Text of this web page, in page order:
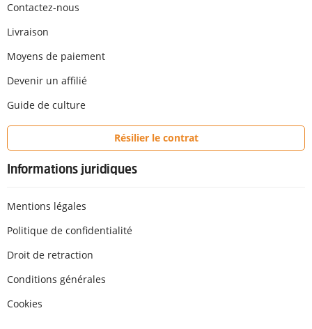
Contactez-nous
Livraison
Moyens de paiement
Devenir un affilié
Guide de culture
Résilier le contrat
Informations juridiques
Mentions légales
Politique de confidentialité
Droit de retraction
Conditions générales
Cookies